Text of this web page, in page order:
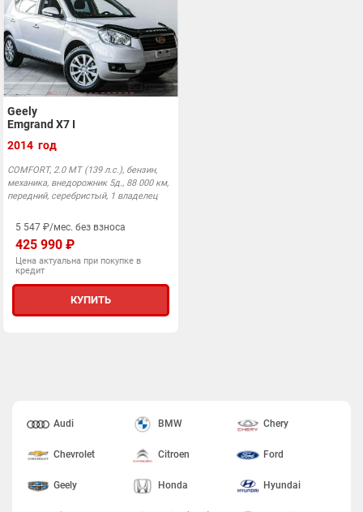
Geely
Emgrand X7 I
2014 год
COMFORT, 2.0 MT (139 л.с.), бензин,
механика, внедорожник 5д., 88 000 км,
передний, серебристый, 1 владелец
5 547 ₽/мес. без взноса
425 990 ₽
Цена актуальна при покупке в
кредит
КУПИТЬ
Audi BMW Chery
Chevrolet Citroen Ford
Geely Honda Hyundai